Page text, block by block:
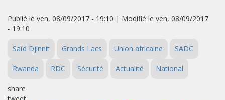
Publié le ven, 08/09/2017 - 19:10 | Modifié le ven, 08/09/2017
- 19:10
Saïd Djinnit Grands Lacs Union africaine SADC
Rwanda RDC Sécurité Actualité National
share